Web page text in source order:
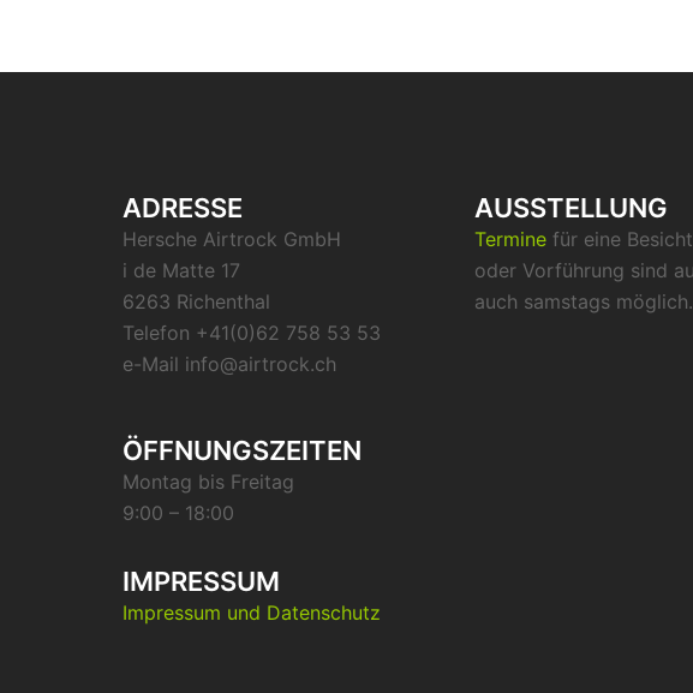
ADRESSE
Hersche Airtrock GmbH
i de Matte 17
6263 Richenthal
Telefon +41(0)62 758 53 53
e-Mail info@airtrock.ch
ÖFFNUNGSZEITEN
Montag bis Freitag
9:00 – 18:00
IMPRESSUM
Impressum und Datenschutz
AUSSTELLUNG
Termine für eine
oder Vorführung sind
auch samstags möglich.